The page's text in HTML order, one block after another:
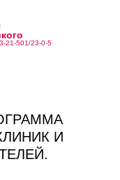
21-501/23-0-5
И